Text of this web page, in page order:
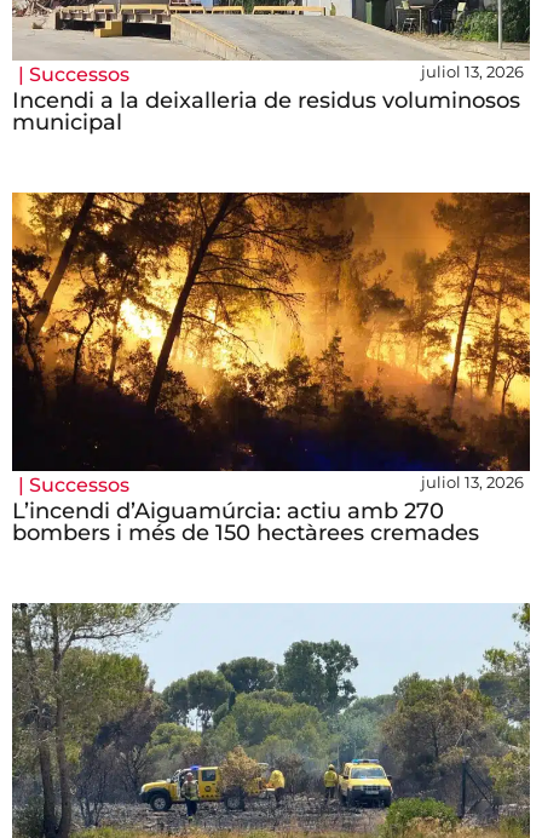
| Successos juliol 13, 2026
Incendi a la deixalleria de residus voluminosos
municipal
| Successos juliol 13, 2026
L’incendi d’Aiguamúrcia: actiu amb 270
bombers i més de 150 hectàrees cremades